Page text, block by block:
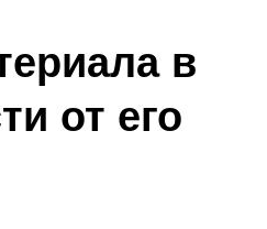
в
от его